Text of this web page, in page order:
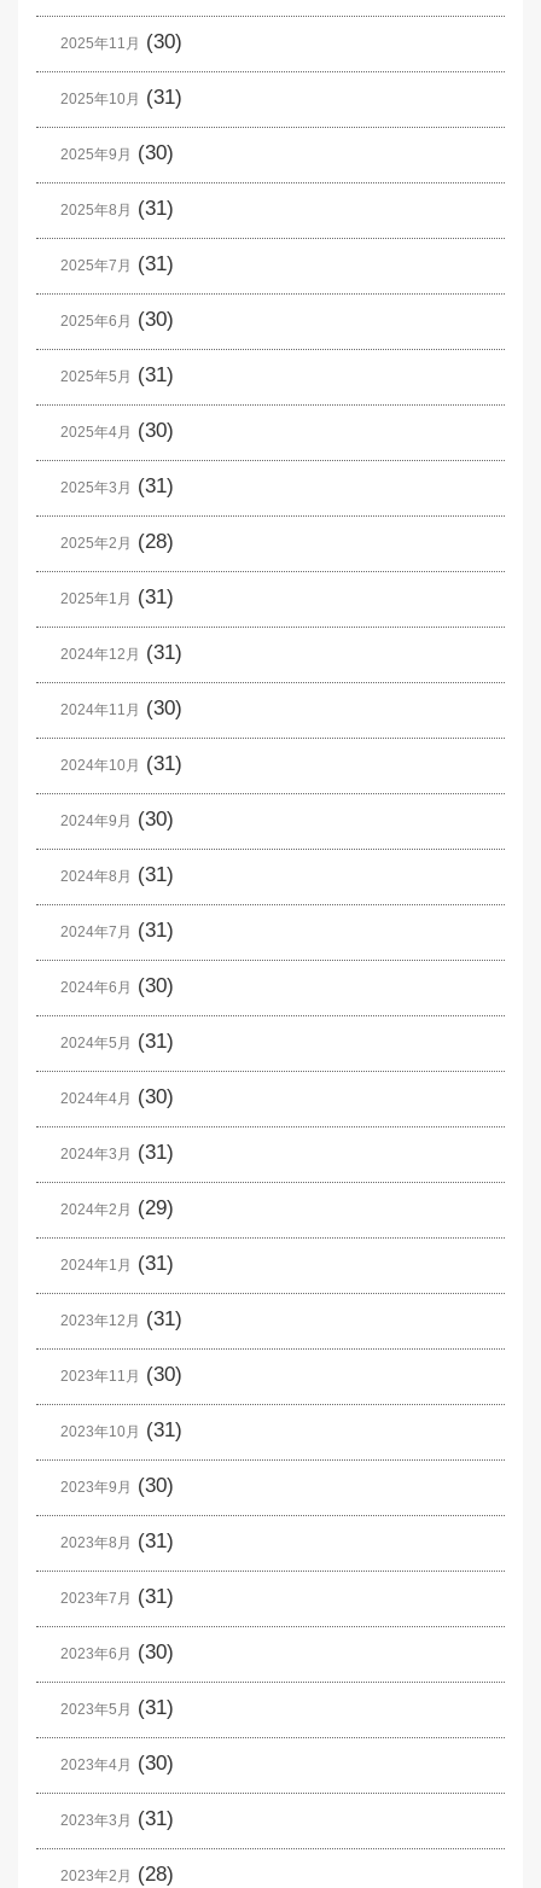
2025年11月 (30)
2025年10月 (31)
2025年9月 (30)
2025年8月 (31)
2025年7月 (31)
2025年6月 (30)
2025年5月 (31)
2025年4月 (30)
2025年3月 (31)
2025年2月 (28)
2025年1月 (31)
2024年12月 (31)
2024年11月 (30)
2024年10月 (31)
2024年9月 (30)
2024年8月 (31)
2024年7月 (31)
2024年6月 (30)
2024年5月 (31)
2024年4月 (30)
2024年3月 (31)
2024年2月 (29)
2024年1月 (31)
2023年12月 (31)
2023年11月 (30)
2023年10月 (31)
2023年9月 (30)
2023年8月 (31)
2023年7月 (31)
2023年6月 (30)
2023年5月 (31)
2023年4月 (30)
2023年3月 (31)
2023年2月 (28)